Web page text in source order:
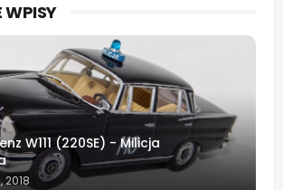
WPISY
W111 (220SE) - Milicja
2018